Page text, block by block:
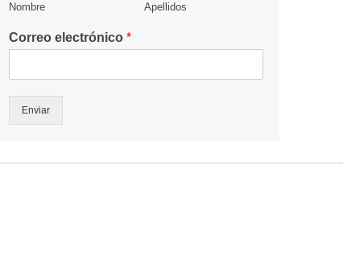
Nombre Apellidos
Correo electrónico *
Enviar